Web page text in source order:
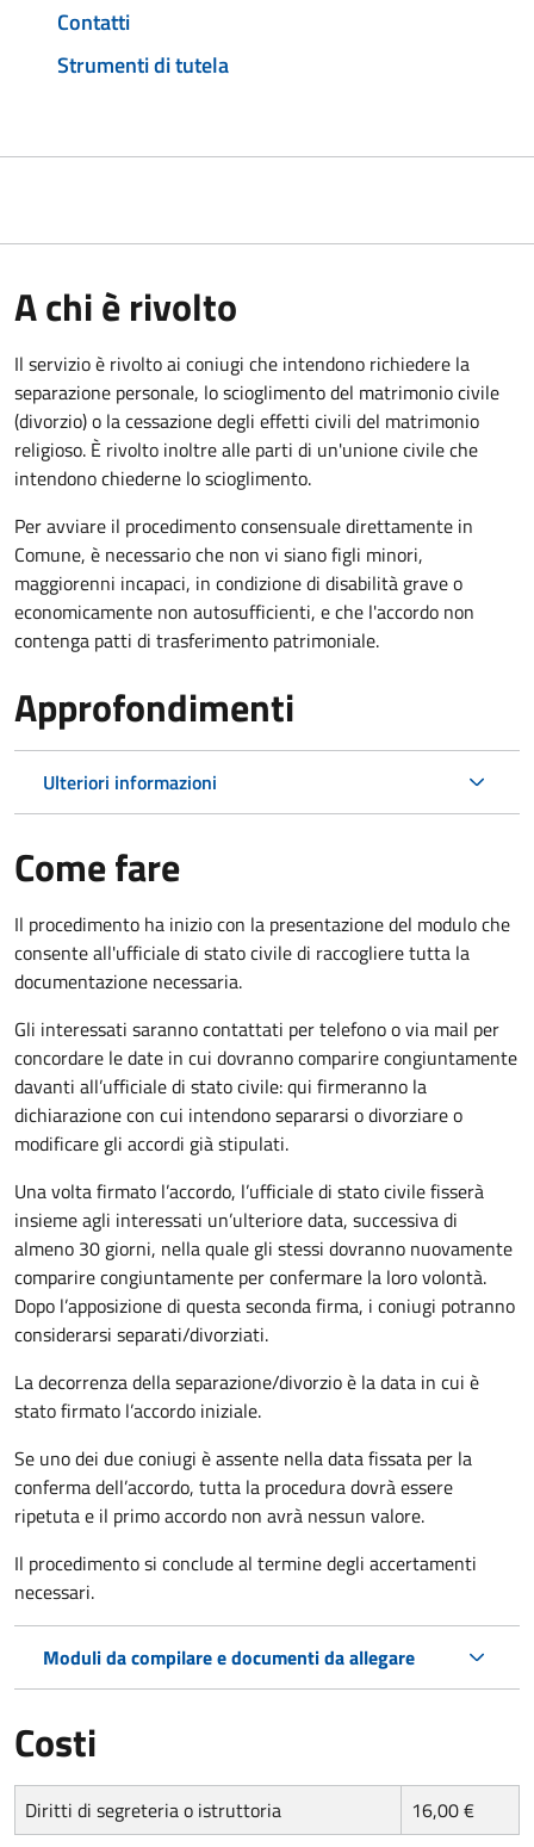
Contatti
Strumenti di tutela
A chi è rivolto
Il servizio è rivolto ai coniugi che intendono richiedere la
separazione personale, lo scioglimento del matrimonio civile
(divorzio) o la cessazione degli effetti civili del matrimonio
religioso. È rivolto inoltre alle parti di un'unione civile che
intendono chiederne lo scioglimento.
Per avviare il procedimento consensuale direttamente in
Comune, è necessario che non vi siano figli minori,
maggiorenni incapaci, in condizione di disabilità grave o
economicamente non autosufficienti, e che l'accordo non
contenga patti di trasferimento patrimoniale.
Approfondimenti
Ulteriori informazioni
Come fare
Il procedimento ha inizio con la presentazione del modulo che
consente all'ufficiale di stato civile di raccogliere tutta la
documentazione necessaria.
Gli interessati saranno contattati per telefono o via mail per
concordare le date in cui dovranno comparire congiuntamente
davanti all’ufficiale di stato civile: qui firmeranno la
dichiarazione con cui intendono separarsi o divorziare o
modificare gli accordi già stipulati.
Una volta firmato l’accordo, l’ufficiale di stato civile fisserà
insieme agli interessati un’ulteriore data, successiva di
almeno 30 giorni, nella quale gli stessi dovranno nuovamente
comparire congiuntamente per confermare la loro volontà.
Dopo l’apposizione di questa seconda firma, i coniugi potranno
considerarsi separati/divorziati.
La decorrenza della separazione/divorzio è la data in cui è
stato firmato l’accordo iniziale.
Se uno dei due coniugi è assente nella data fissata per la
conferma dell’accordo, tutta la procedura dovrà essere
ripetuta e il primo accordo non avrà nessun valore.
Il procedimento si conclude al termine degli accertamenti
necessari.
Moduli da compilare e documenti da allegare
Costi
Diritti di segreteria o istruttoria 16,00 €